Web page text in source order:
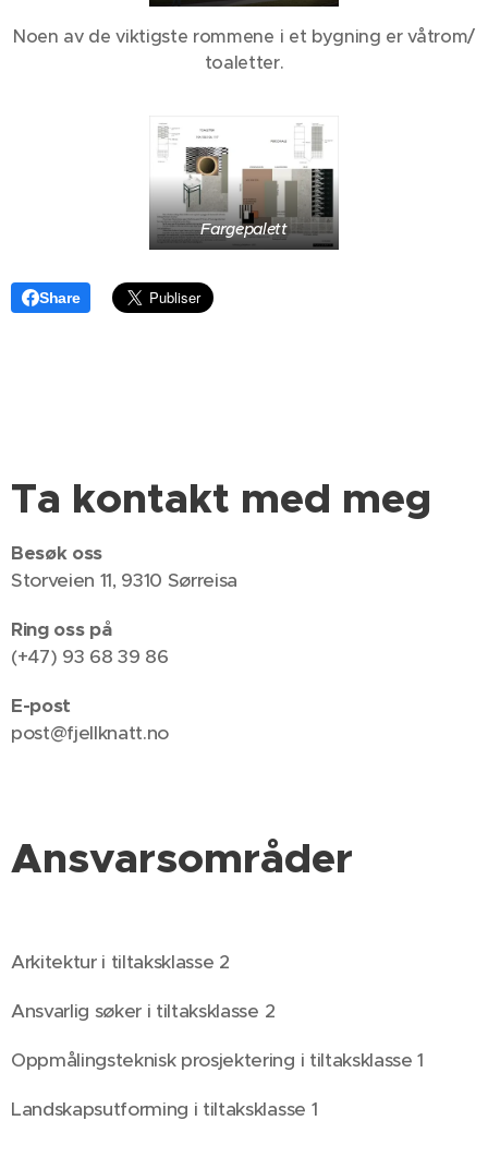
Noen av de viktigste rommene i et bygning er våtrom/
toaletter.
Fargepalett
Share
Ta kontakt med meg
Besøk oss
Storveien 11, 9310 Sørreisa
Ring oss på
(+47) 93 68 39 86
E-post
post@fjellknatt.no
Ansvarsområder
Arkitektur i tiltaksklasse 2
Ansvarlig søker i tiltaksklasse 2
Oppmålingsteknisk prosjektering i tiltaksklasse 1
Landskapsutforming i tiltaksklasse 1